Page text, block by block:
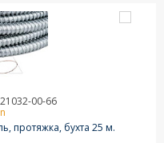
00-66
протяжка, бухта 25 м.